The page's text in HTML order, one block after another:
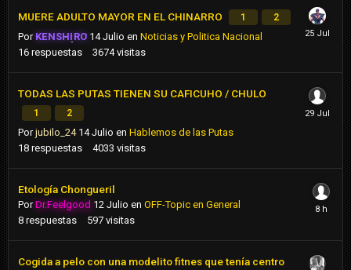
MUERE ADULTO MAYOR EN EL CHINARRO 1 2
Por KENSHIRO 14 Julio enNoticias y Politica Nacional
16 respuestas 3674 visitas
TODAS LAS PUTAS TIENEN SU CAFICUHO / CHULO
1 2
Porjubilo_24 14 Julio en Hablemos de las Putas
18 respuestas 4033 visitas
Etología Chongueril
PorDr.Feelgood 12 Julio en OFF-Topic en General
8 respuestas 597 visitas
Cogida a pelo con una modelito fitnes que tenía centro